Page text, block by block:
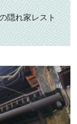
隠れ家レスト